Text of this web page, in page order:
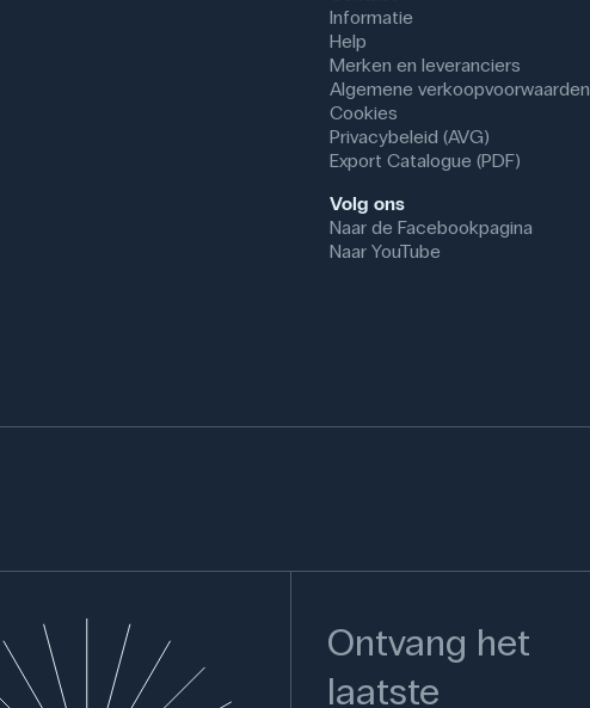
Informatie
Help
Merken en leveranciers
Algemene verkoopvoorwaarden
Cookies
Privacybeleid (AVG)
Export Catalogue (PDF)
Volg ons
Naar de Facebookpagina
Naar YouTube
Ontvang het
laatste